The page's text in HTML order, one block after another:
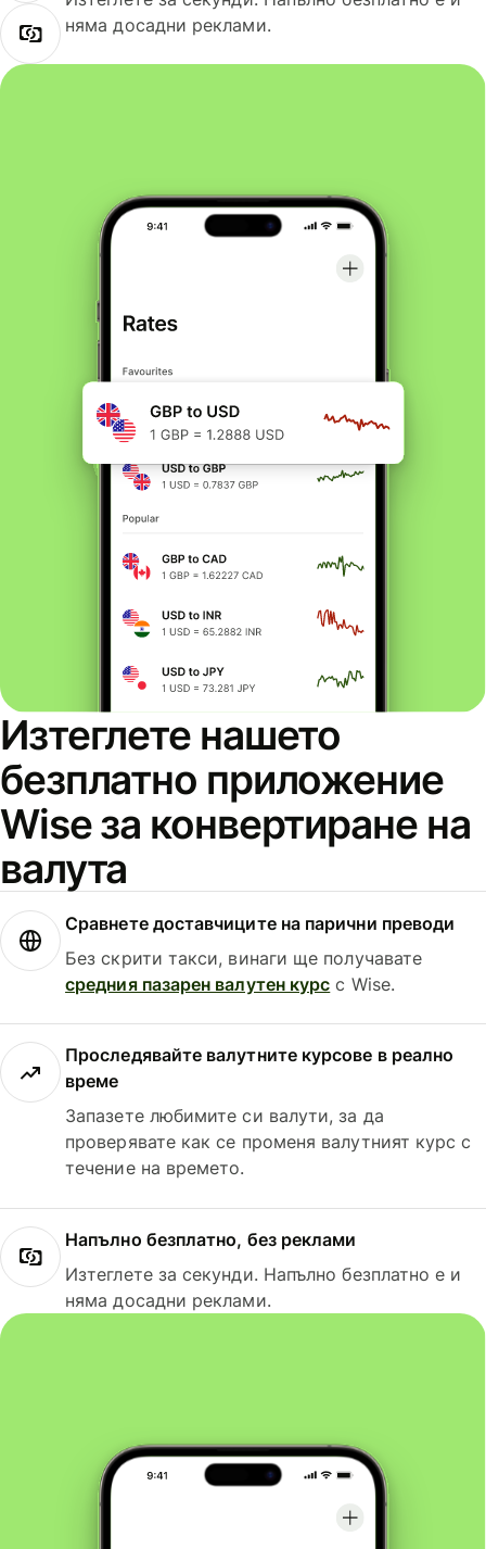
няма досадни реклами.
Изтеглете нашето
безплатно приложение
Wise за конвертиране на
валута
Сравнете доставчиците на парични преводи
Без скрити такси, винаги ще получавате
средния пазарен валутен курс с Wise.
Проследявайте валутните курсове в реално
време
Запазете любимите си валути, за да
проверявате как се променя валутният курс с
течение на времето.
Напълно безплатно, без реклами
Изтеглете за секунди. Напълно безплатно е и
няма досадни реклами.